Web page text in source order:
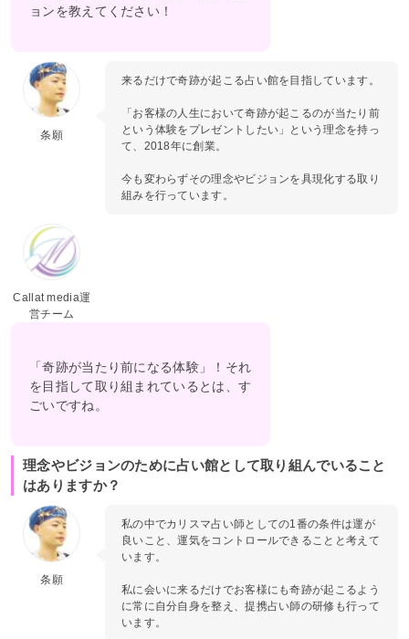
ョンを教えてください！
条願
来るだけで奇跡が起こる占い館を目指しています。
「お客様の人生において奇跡が起こるのが当たり前
という体験をプレゼントしたい」という理念を持っ
て、2018年に創業。
今も変わらずその理念やビジョンを具現化する取り
組みを行っています。
Callat media運
営チーム
「奇跡が当たり前になる体験」！それ
を目指して取り組まれているとは、す
ごいですね。
理念やビジョンのために占い館として取り組んでいること
はありますか？
条願
私の中でカリスマ占い師としての1番の条件は運が
良いこと、運気をコントロールできることと考えて
います。
私に会いに来るだけでお客様にも奇跡が起こるよう
に常に自分自身を整え、提携占い師の研修も行って
います。